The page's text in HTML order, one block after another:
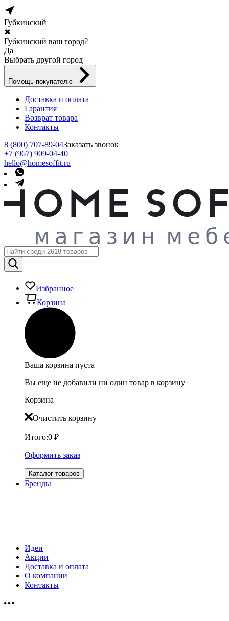
Губкинский
✖
Губкинский ваш город?
Да
Выбрать другой город
Помощь покупателю
Доставка и оплата
Гарантия
Возврат товара
Контакты
8 (800) 707-89-04Заказать звонок
+7 (967) 909-04-40
hello@homesoffit.ru
Избранное
Корзина
Ваша корзина пуста
Вы еще не добавили ни один товар в корзину
Корзина
Очистить корзину
Итого:0 ₽
Оформить заказ
Каталог товаров
Бренды
Идеи
Акции
Доставка и оплата
О компании
Контакты